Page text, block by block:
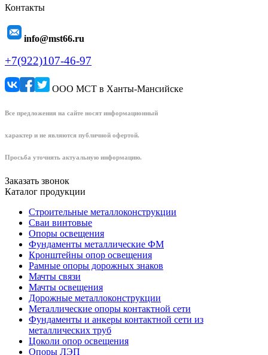
Контакты
info@mst66.ru
+7(922)107-46-97
ООО МСТ в Ханты-Мансийске
Все предложения на сайте носят информационный
характер и не являются публичной офертой.
Просьба уточнять актуальную информацию.
Заказать звонок
Каталог продукции
Строительные металлоконструкции
Сваи винтовые
Опоры освещения
Фундаменты металлические ФМ
Кронштейны опор освещения
Рамные опоры дорожных знаков
Мачты связи
Мачты освещения
Дорожные металлоконструкции
Металлические опоры контактной сети
Фундаменты и анкеры контактной сети из
металлических труб
Цоколи опор освещения
Опоры ЛЭП